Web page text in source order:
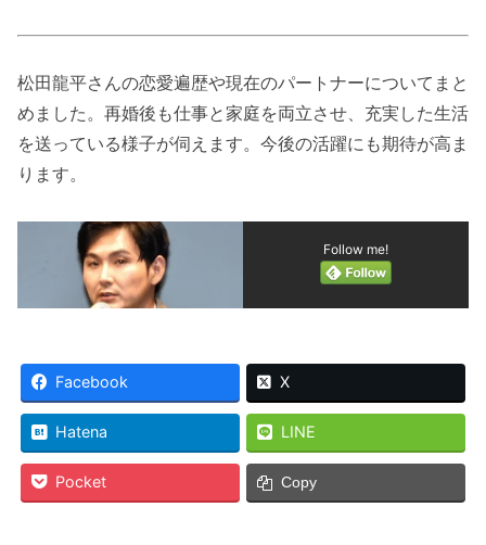
松田龍平さんの恋愛遍歴や現在のパートナーについてまと
めました。再婚後も仕事と家庭を両立させ、充実した生活
を送っている様子が伺えます。今後の活躍にも期待が高ま
ります。
Follow me!
Facebook X
Hatena LINE
Pocket Copy